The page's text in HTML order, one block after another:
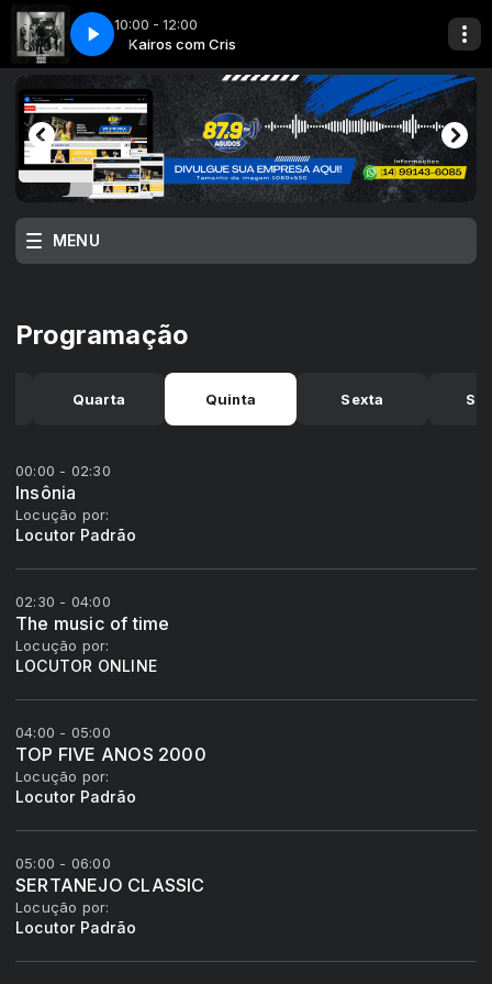
10:00 - 12:00
Kairos com Cris
VH GIRO
MENU
Programação
Quarta Quinta Sexta
00:00 - 02:30
Insônia
Locução por:
Locutor Padrão
02:30 - 04:00
The music of time
Locução por:
LOCUTOR ONLINE
04:00 - 05:00
TOP FIVE ANOS 2000
Locução por:
Locutor Padrão
05:00 - 06:00
SERTANEJO CLASSIC
Locução por:
Locutor Padrão